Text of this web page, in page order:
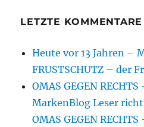
LETZTE KOMMENTARE
Heute vor 13 Jahren –
FRUSTSCHUTZ – der
OMAS GEGEN
MarkenBlog Leser
OMAS GEGEN